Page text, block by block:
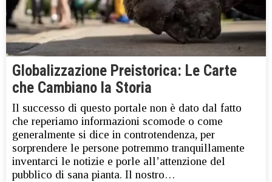
Globalizzazione Preistorica: Le Carte
che Cambiano la Storia
Il successo di questo portale non è dato dal fatto
che reperiamo informazioni scomode o come
generalmente si dice in controtendenza, per
sorprendere le persone potremmo tranquillamente
inventarci le notizie e porle all’attenzione del
pubblico di sana pianta. Il nostro…